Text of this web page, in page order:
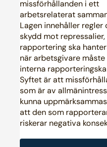
missförhållanden i ett
arbetsrelaterat
Lagen innehåller regler
skydd mot repressalier,
rapportering ska
när arbetsgivare måste
interna
Syftet är att
som är av
kunna
att den som
riskerar negativa